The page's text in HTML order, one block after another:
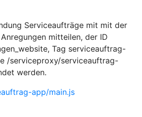
Serviceaufträge mit mit der
mitteilen, der ID
Tag serviceauftrag-
/serviceproxy/serviceauftrag-
werden.
app/main.js